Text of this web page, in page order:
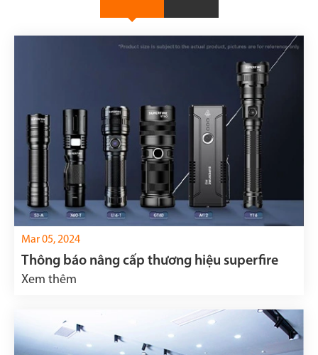
Mar 05, 2024
Thông báo nâng cấp thương hiệu superfire
Xem thêm